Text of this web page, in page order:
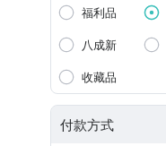
福利品
八成新
收藏品
付款方式